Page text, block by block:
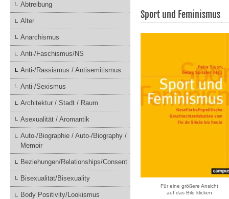
Abtreibung
Alter
Anarchismus
Anti-/Faschismus/NS
Anti-/Rassismus / Antisemitismus
Anti-/Sexismus
Architektur / Stadt / Raum
Asexualität / Aromantik
Auto-/Biographie / Auto-/Biography /
Memoir
Beziehungen/Relationships/Consent
Bisexualität/Bisexuality
Body Positivity/Lookismus
Sport und Feminismus
Für eine größere Ansicht
auf das Bild klicken